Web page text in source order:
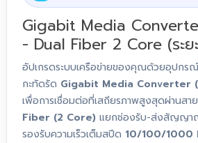
Gigabit Media
- Dual Fiber 2 Core (ระ
อัปเกรดระบบเครือข่ายของคุณด้วยอุปก
กะทัดรัด Gigabit Media Converter
เพื่อการเชื่อมต่อที่เสถียรภาพสูงสุดผ่านสา
Fiber (2 Core) แยกช่องรับ-ส่งสัญญา
รองรับความเร็วเต็มสปีด 10/100/1000